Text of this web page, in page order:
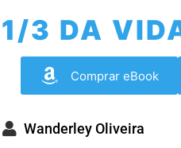
1/3 DA
Comprar eBook
Wanderley Oliveira